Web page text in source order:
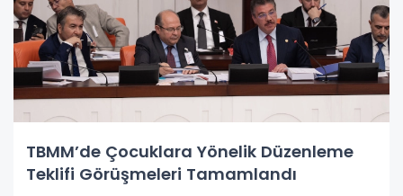
TBMM’de Çocuklara Yönelik Düzenleme
Teklifi Görüşmeleri Tamamlandı